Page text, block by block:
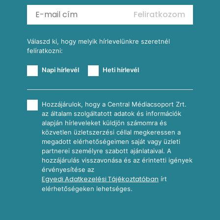
Reggeli receptek
Feliratkozom
Válaszd ki, hogy melyik hírlevelünkre szeretnél
felíratkozni:
Napi hírlevél Heti hírlevél
Hozzájárulok, hogy a Central Médiacsoport Zrt.
az általam szolgáltatott adatok és információk
alapján hírleveleket küldjön számomra és
közvetlen üzletszerzési céllal megkeressen a
megadott elérhetőségeimen saját vagy üzleti
partnerei személyre szabott ajánlataival. A
hozzájárulás visszavonása és az érintetti igények
érvényesítése az
Egyedi Adatkezelési Tájékoztatóban írt
elérhetőségeken lehetséges.